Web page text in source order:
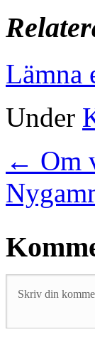
Lämna
Under
← Om